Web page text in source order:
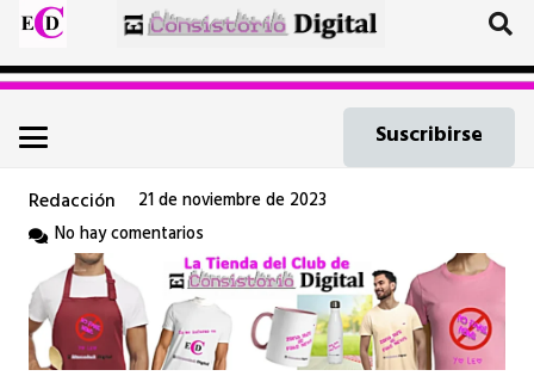
Suscribirse
Redacción
21 de noviembre de 2023
No hay comentarios